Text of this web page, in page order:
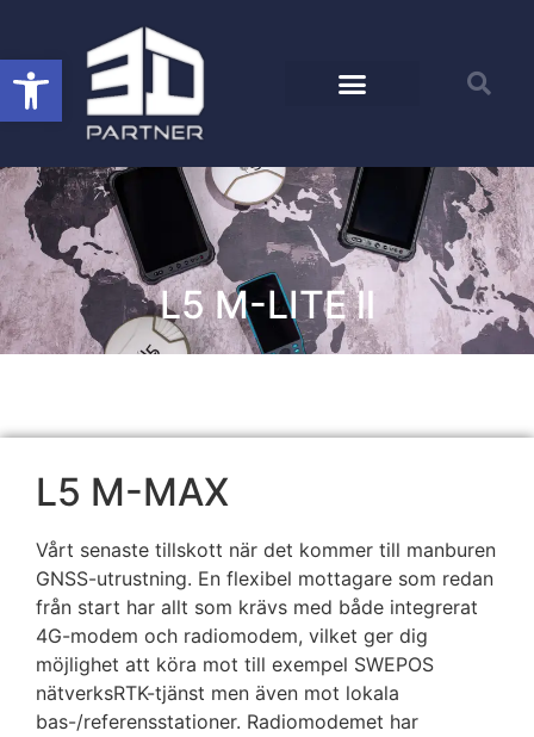
Open toolbar
L5 M-LITE ll
L5 M-MAX
Vårt senaste tillskott när det kommer till manburen
GNSS-utrustning. En flexibel mottagare som redan
från start har allt som krävs med både integrerat
4G-modem och radiomodem, vilket ger dig
möjlighet att köra mot till exempel SWEPOS
nätverksRTK-tjänst men även mot lokala
bas-/referensstationer. Radiomodemet har